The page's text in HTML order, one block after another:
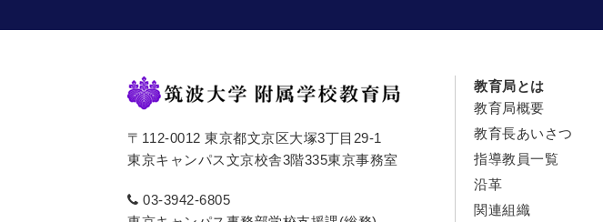
〒112-0012 東京都文京区大塚3丁目29-1
東京キャンパス文京校舎3階335東京事務室
03-3942-6805
教育局とは
教育局概要
教育長あいさつ
指導教員一覧
沿革
関連組織